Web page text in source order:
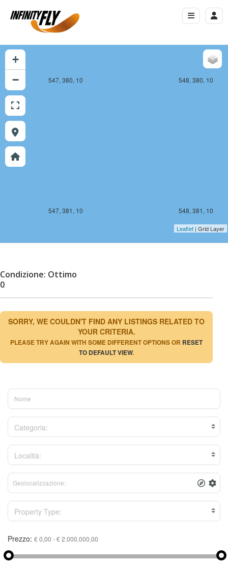
547, 380, 10 548, 380, 10
547, 381, 10 548, 381, 10
+
−
Leaflet | Grid Layer
Condizione: Ottimo
0
SORRY, WE COULDN'T FIND ANY LISTINGS RELATED TO
YOUR CRITERIA.
PLEASE TRY AGAIN WITH SOME DIFFERENT OPTIONS OR RESET
TO DEFAULT VIEW.
Categoria:
Località:
Property Type:
Prezzo: